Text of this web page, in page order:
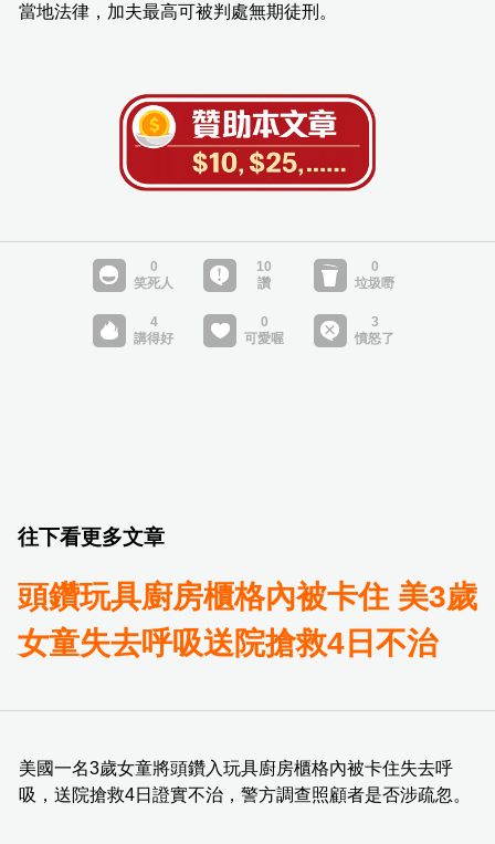
當地法律，加夫最高可被判處無期徒刑。
往下看更多文章
頭鑽玩具廚房櫃格內被卡住 美3歲
女童失去呼吸送院搶救4日不治
美國一名3歲女童將頭鑽入玩具廚房櫃格內被卡住失去呼
吸，送院搶救4日證實不治，警方調查照顧者是否涉疏忽。